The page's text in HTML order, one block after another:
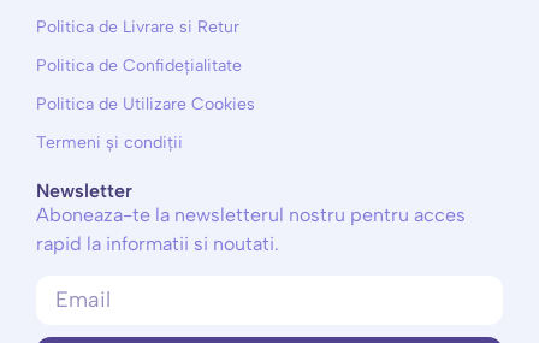
Politica de Livrare si Retur
Politica de Confidețialitate
Politica de Utilizare Cookies
Termeni și condiții
Newsletter
Aboneaza-te la newsletterul nostru pentru acces
rapid la informatii si noutati.